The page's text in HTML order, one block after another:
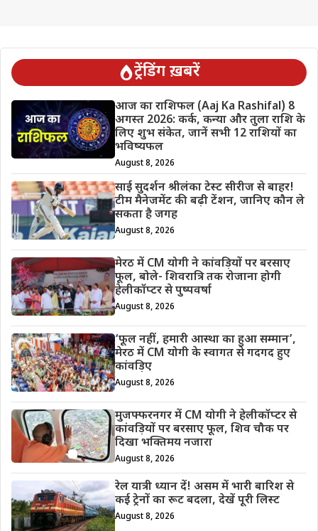
ट्रेंडिंग ख़बरें
आज का राशिफल (Aaj Ka Rashifal) 8
अगस्त 2026: कर्क, कन्या और तुला राशि के
लिए शुभ संकेत, जानें सभी 12 राशियों का
भविष्यफल
August 8, 2026
साई सुदर्शन श्रीलंका टेस्ट सीरीज से बाहर!
टीम मैनेजमेंट की बढ़ी टेंशन, जानिए कौन ले
सकता है जगह
August 8, 2026
मेरठ में CM योगी ने कांवड़ियों पर बरसाए
फूल, बोले- शिवरात्रि तक रोजाना होगी
हेलीकॉप्टर से पुष्पवर्षा
August 8, 2026
‘फूल नहीं, हमारी आस्था का हुआ सम्मान’,
मेरठ में CM योगी के स्वागत से गदगद हुए
कांवड़िए
August 8, 2026
मुजफ्फरनगर में CM योगी ने हेलीकॉप्टर से
कांवड़ियों पर बरसाए फूल, शिव चौक पर
दिखा भक्तिमय नजारा
August 8, 2026
रेल यात्री ध्यान दें! असम में भारी बारिश से
कई ट्रेनों का रूट बदला, देखें पूरी लिस्ट
August 8, 2026